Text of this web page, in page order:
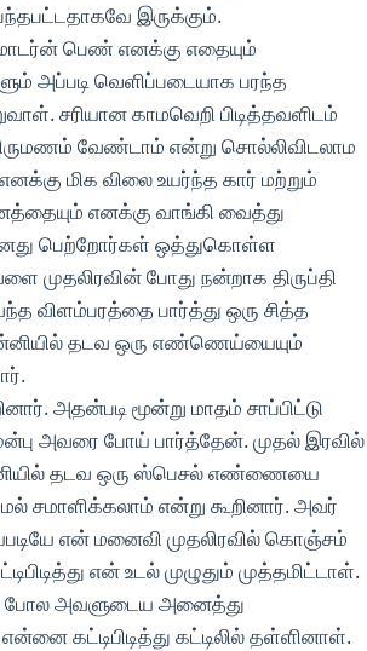
இருக்கும்.
பெண் எனக்கு எதையும்
அப்படி வெளிப்படையாக பரந்த
சரியான காமவெறி பிடித்தவளிடம்
வேண்டாம் என்று சொல்லிவிடலாம
மிக விலை உயர்ந்த கார் மற்றும்
எனக்கு வாங்கி வைத்து
பெற்றோர்கள் ஒத்துகொள்ள
முதலிரவின் போது நன்றாக திருப்தி
விளம்பரத்தை பார்த்து ஒரு சித்த
தடவ ஒரு எண்ணெய்யையும்
அதன்படி மூன்று மாதம் சாப்பிட்டு
அவரை போய் பார்த்தேன். முதல் இரவில்
தடவ ஒரு ஸ்பெசல் எண்ணையை
சமாளிக்கலாம் என்று கூறினார். அவர்
என் மனைவி முதலிரவில் கொஞ்சம்
என் உடல் முழுதும் முத்தமிட்டாள்.
போல அவளுடைய அனைத்து
கட்டிபிடித்து கட்டிலில் தள்ளினாள்.